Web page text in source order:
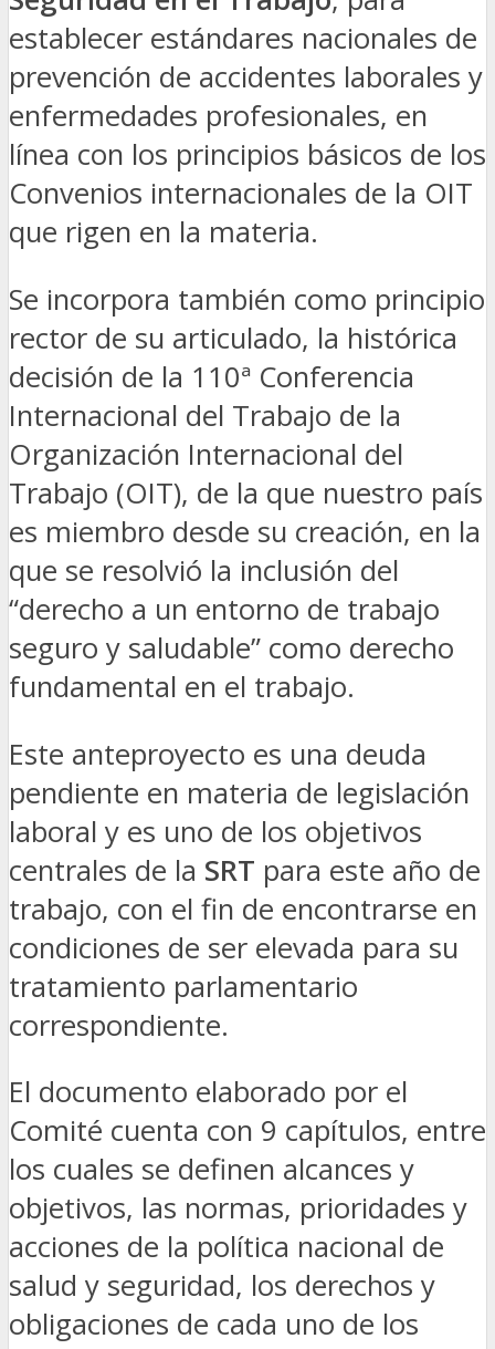
establecer estándares nacionales de
prevención de accidentes laborales y
enfermedades profesionales, en
línea con los principios básicos de los
Convenios internacionales de la OIT
que rigen en la materia.
Se incorpora también como principio
rector de su articulado, la histórica
decisión de la 110ª Conferencia
Internacional del Trabajo de la
Organización Internacional del
Trabajo (OIT), de la que nuestro país
es miembro desde su creación, en la
que se resolvió la inclusión del
“derecho a un entorno de trabajo
seguro y saludable” como derecho
fundamental en el trabajo.
Este anteproyecto es una deuda
pendiente en materia de legislación
laboral y es uno de los objetivos
centrales de la SRT para este año de
trabajo, con el fin de encontrarse en
condiciones de ser elevada para su
tratamiento parlamentario
correspondiente.
El documento elaborado por el
Comité cuenta con 9 capítulos, entre
los cuales se definen alcances y
objetivos, las normas, prioridades y
acciones de la política nacional de
salud y seguridad, los derechos y
obligaciones de cada uno de los